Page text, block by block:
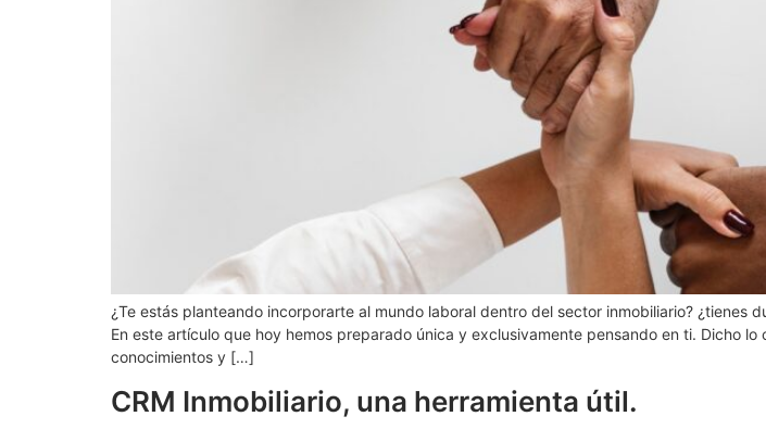
¿Te estás planteando incorporarte al mundo laboral dentro del sector inmobiliario?
En este artículo que hoy hemos preparado única y exclusivamente pensando en ti. Dicho
conocimientos y […]
CRM Inmobiliario, una herramienta útil.